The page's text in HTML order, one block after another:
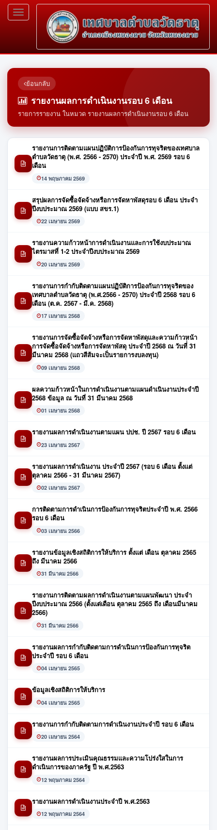
Toggle
navigation
ย้อนกลับ
รายงานผลการดำเนินงานรอบ 6 เดือน
รายการรายงาน ในหมวด รายงานผลการดำเนินงานรอบ 6 เดือน
รายงานการติดตามแผนปฏิบัติการป้องกันการทุจริตของเทศบาล
ตำบลวัดธาตุ (พ.ศ. 2566 - 2570) ประจำปี พ.ศ. 2569 รอบ 6
เดือน
14 พฤษภาคม 2569
สรุปผลการจัดซื้อจัดจ้างหรือการจัดหาพัสดุรอบ 6 เดือน ประจำ
ปีงบประมาณ 2569 (แบบ สขร.1)
22 เมษายน 2569
รายงานความก้าวหน้าการดำเนินงานและการใช้งบประมาณ
ไตรมาสที่ 1-2 ประจำปีงบประมาณ 2569
20 เมษายน 2569
รายงานการกำกับติดตามแผนปฏิบัติการป้องกันการทุจริตของ
เทศบาลตำบลวัดธาตุ (พ.ศ.2566 - 2570) ประจำปี 2568 รอบ 6
เดือน (ต.ค. 2567 - มี.ค. 2568)
17 เมษายน 2568
รายงานการจัดซื้อจัดจ้างหรือการจัดหาพัสดุและความก้าวหน้า
การจัดซื้อจัดจ้างหรือการจัดหาพัสดุ ประจำปี 2568 ณ วันที่่ 31
มีนาคม 2568 (แถวสีส้มจะเป็นรายการงบลงทุน)
09 เมษายน 2568
ผลความก้าวหน้าในการดำเนินงานตามแผนดำเนินงานประจำปี
2568 ข้อมูล ณ วันที่ 31 มีนาคม 2568
01 เมษายน 2568
รายงานผลการดำเนินงานตามแผน ปปช. ปี 2567 รอบ 6 เดือน
23 เมษายน 2567
รายงานผลการดำเนินงาน ประจำปี 2567 (รอบ 6 เดือน ตั้งแต่
ตุลาคม 2566 - 31 มีนาคม 2567)
02 เมษายน 2567
การติดตามการดำเนินการป้องกันการทุจริตประจำปี พ.ศ. 2566
รอบ 6 เดือน
03 เมษายน 2566
รายงานข้อมูลเชิงสถิติการให้บริการ ตั้งแต่ เดือน ตุลาคม 2565
ถึง มีนาคม 2566
31 มีนาคม 2566
รายงานการติดตามผลการดำเนินงานตามแผนพัฒนา ประจำ
ปีงบประมาณ 2566 (ตั้งแต่เดือน ตุลาคม 2565 ถึง เดือนมีนาคม
2566)
31 มีนาคม 2566
รายงานผลการกำกับติดตามการดำเนินการป้องกันการทุจริต
ประจำปี รอบ 6 เดือน
04 เมษายน 2565
ข้อมูลเชิงสถิติการให้บริการ
04 เมษายน 2565
รายงานการกำกับติดตามการดำเนินงานประจำปี รอบ 6 เดือน
20 เมษายน 2564
รายงานผลการประเมินคุณธรรมและความโปร่งใสในการ
ดำเนินการของภาครัฐ ปี พ.ศ.2563
12 พฤษภาคม 2564
รายงานผลการดำเนินงานประจำปี พ.ศ.2563
12 พฤษภาคม 2564